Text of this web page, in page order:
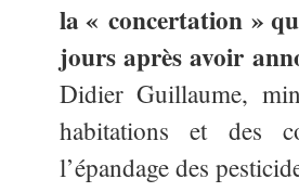
la « concertation »
jours après avoir
Didier Guillaume,
habitations et des
l’épandage des